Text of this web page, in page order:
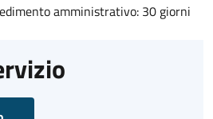
amministrativo: 30 giorni